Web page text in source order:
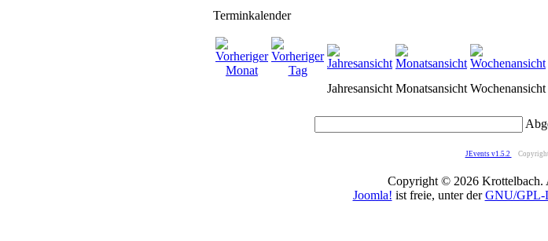
Terminkalender
Jahresansicht Monatsansicht Wochenansicht
JEvents v1.5.2
Copyright © 2026 Krottelbach.
Joomla! ist freie, unter derGNU/GPL-